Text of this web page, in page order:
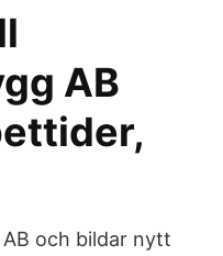
AB
och bildar nytt